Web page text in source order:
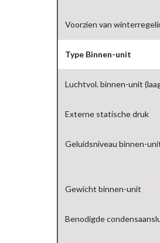
Voorzien van
Type Binnen-unit
Luchtvol. binnen-unit
Externe statische druk
Geluidsniveau binnen-
Gewicht binnen-unit
Benodigde